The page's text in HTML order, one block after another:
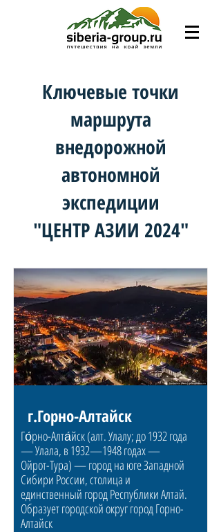
Ключевые точки
маршрута
внедорожной
автономной
экспедиции
"ЦЕНТР АЗИИ 2024"
г.Горно-Алтайск
Го́рно-Алта́йск (алт. Улалу; до 1932 года
— Улала, в 1932—1948 годах —
Ойрот-Тура) — город на юге Западной
Сибири России, столица и
единственный город Республики Алтай.
Образует городской округ город Горно-
Алтайск